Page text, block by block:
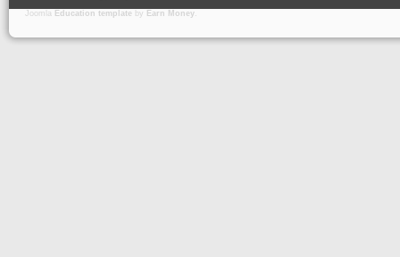
Joomla Education template by Earn Money.